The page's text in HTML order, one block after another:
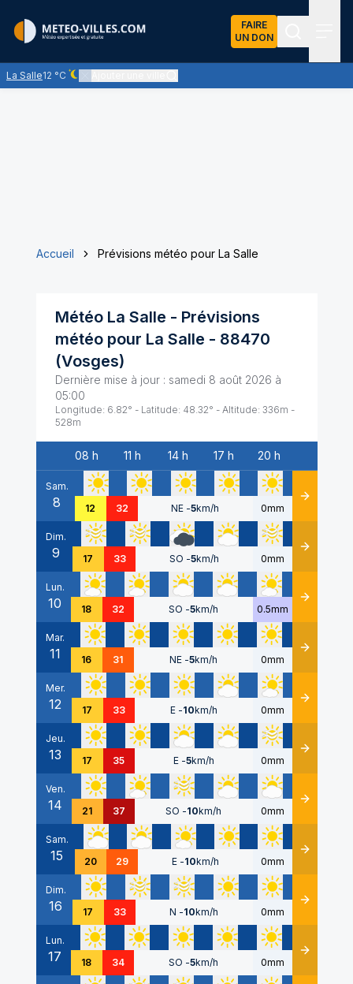
FAIRE
UN DON
La Salle12 °C
Ciel dégagé - quasiment pas de nuages
Accueil Prévisions météo pour La Salle
Météo La Salle - Prévisions
météo pour La Salle - 88470
(Vosges)
Dernière mise à jour : samedi 8 août 2026 à
05:00
Longitude: 6.82° - Latitude: 48.32° - Altitude: 336m -
528m
Date
08 h 11 h 14 h 17 h 20 h
Sam.
8 12 32 NE -5km/h 0mm Détails
Dim.
9 17 33 SO -5km/h 0mm Détails
Lun.
10 18 32 SO -5km/h 0.5mm Détails
Mar.
11 16 31 NE -5km/h 0mm Détails
Mer.
12 17 33 E -10km/h 0mm Détails
Jeu.
13 17 35 E -5km/h 0mm Détails
Ven.
14 21 37 SO -10km/h 0mm Détails
Sam.
15 20 29 E -10km/h 0mm Détails
Dim.
16 17 33 N -10km/h 0mm Détails
Lun.
17 18 34 SO -5km/h 0mm Détails